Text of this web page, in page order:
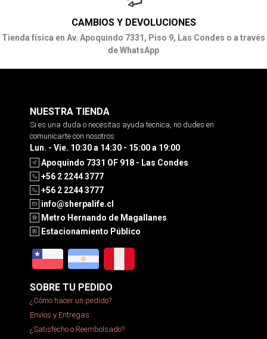
CAMBIOS Y DEVOLUCIONES
Tienda física en Av. Apoquindo 7331, Piso 9, Las Condes o a través
de WhatsApp
NUESTRA TIENDA
Si es una duda o necesitas ayuda tecnica, no dudes en
comunicarte con nosotros
Lun. - Vie. 10:30 a 14:30 - 15:00 a 19:00
Apoquindo 7331 OF 918 - Las Condes
+56 2 2244 3777
+56 2 2244 3777
info@sherpalife.cl
Metro Hernando de Magallanes
Estacionamiento Público
SOBRE TU PEDIDO
¿Cómo hacer un pedido?
Envíos y Entregas
¿Satisfecho o Reembolsado?